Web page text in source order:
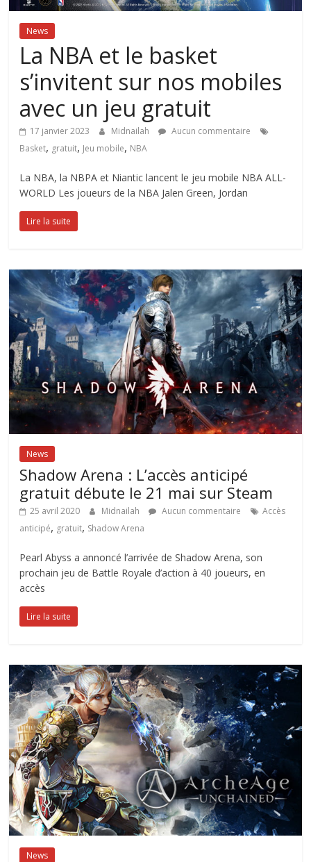
News
La NBA et le basket
s’invitent sur nos mobiles
avec un jeu gratuit
17 janvier 2023 Midnailah
Aucun commentaire
Basket, gratuit, Jeu mobile, NBA
La NBA, la NBPA et Niantic lancent le jeu mobile NBA ALL-
WORLD Les joueurs de la NBA Jalen Green, Jordan
Lire la suite
News
Shadow Arena : L’accès anticipé
gratuit débute le 21 mai sur Steam
25 avril 2020 Midnailah Aucun commentaire
Accès
anticipé, gratuit, Shadow Arena
Pearl Abyss a annoncé l’arrivée de Shadow Arena, son
prochain jeu de Battle Royale d’action à 40 joueurs, en
accès
Lire la suite
News